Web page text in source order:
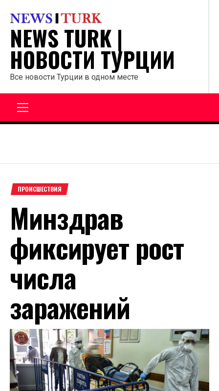
содержанию
NEWS TURK |
НОВОСТИ ТУРЦИИ
Все новости Турции в одном месте
ПРОИСШЕСТВИЯ
Минздрав
фиксирует рост
числа
заражений